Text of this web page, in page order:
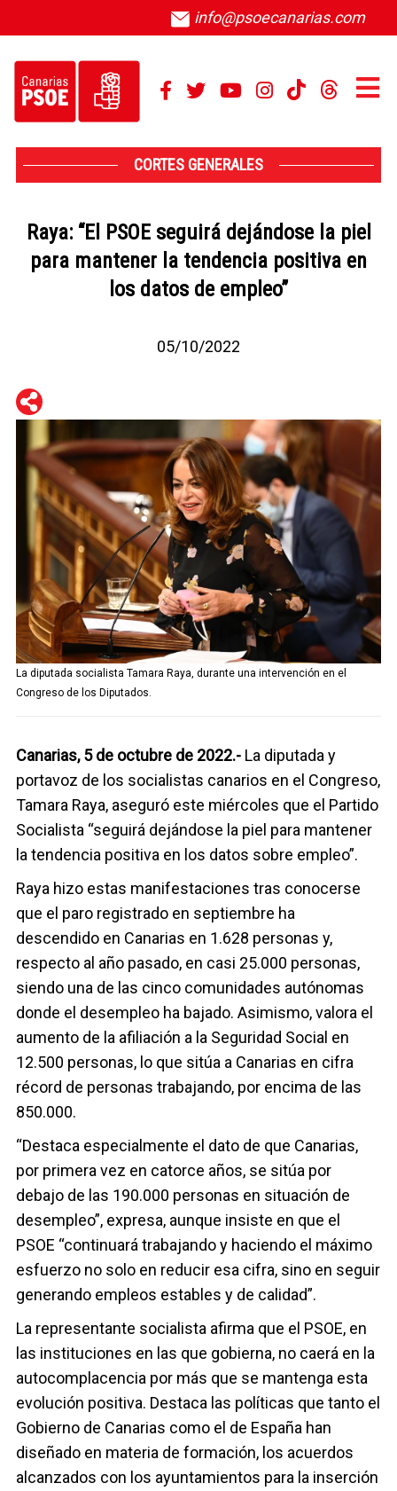
info@psoecanarias.com
CORTES GENERALES
Raya: “El PSOE seguirá dejándose la piel
para mantener la tendencia positiva en
los datos de empleo”
05/10/2022
Facebook
Twitter
La diputada socialista Tamara Raya, durante una intervención en el
Congreso de los Diputados.
Canarias, 5 de octubre de 2022.- La diputada y
portavoz de los socialistas canarios en el Congreso,
Tamara Raya, aseguró este miércoles que el Partido
Socialista “seguirá dejándose la piel para mantener
la tendencia positiva en los datos sobre empleo”.
Raya hizo estas manifestaciones tras conocerse
que el paro registrado en septiembre ha
descendido en Canarias en 1.628 personas y,
respecto al año pasado, en casi 25.000 personas,
siendo una de las cinco comunidades autónomas
donde el desempleo ha bajado. Asimismo, valora el
aumento de la afiliación a la Seguridad Social en
12.500 personas, lo que sitúa a Canarias en cifra
récord de personas trabajando, por encima de las
850.000.
“Destaca especialmente el dato de que Canarias,
por primera vez en catorce años, se sitúa por
debajo de las 190.000 personas en situación de
desempleo”, expresa, aunque insiste en que el
PSOE “continuará trabajando y haciendo el máximo
esfuerzo no solo en reducir esa cifra, sino en seguir
generando empleos estables y de calidad”.
La representante socialista afirma que el PSOE, en
las instituciones en las que gobierna, no caerá en la
autocomplacencia por más que se mantenga esta
evolución positiva. Destaca las políticas que tanto el
Gobierno de Canarias como el de España han
diseñado en materia de formación, los acuerdos
alcanzados con los ayuntamientos para la inserción